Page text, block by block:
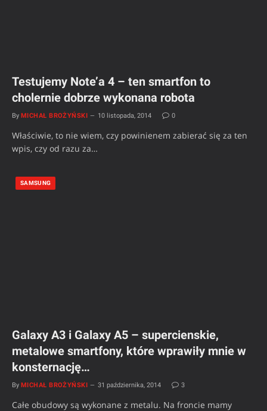
Testujemy Note’a 4 – ten smartfon to
cholernie dobrze wykonana robota
By MICHAŁ BROŻYŃSKI 10 listopada, 2014 0
Właściwie, to nie wiem, czy powinienem zabierać się za ten
wpis, czy od razu za…
SAMSUNG
Galaxy A3 i Galaxy A5 – supercienskie,
metalowe smartfony, które wprawiły mnie w
konsternację…
By MICHAŁ BROŻYŃSKI 31 października, 2014 3
Całe obudowy są wykonane z metalu. Na froncie mamy